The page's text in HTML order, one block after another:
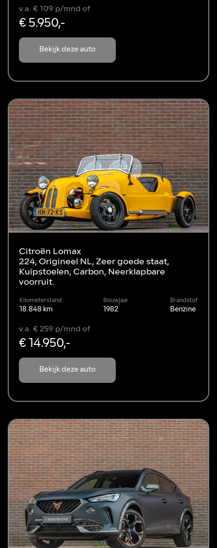
Bekijk deze auto
v.a. € 109 p/mnd of
€ 5.950,-
Citroën Lomax
224, Origineel NL, Zeer goede staat,
Kuipstoelen, Carbon, Neerklapbare
voorruit.
Kilometerstand
18.848 km
Bouwjaar
1982
Brandstof
Benzine
Bekijk deze auto
v.a. € 259 p/mnd of
€ 14.950,-